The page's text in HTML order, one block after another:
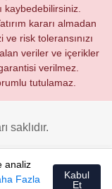
kaybedebilirsiniz.
kararı almadan
risk toleransınızı
veriler ve içerikler
verilmez.
tutulamaz.
saklıdır.
analiz
Fazla
Kabul
Et